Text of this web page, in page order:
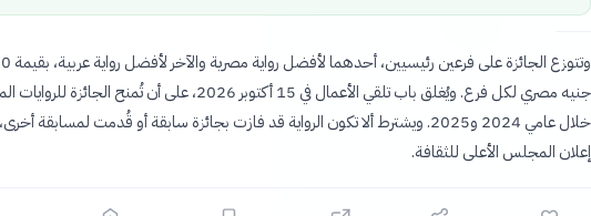
وتتوزع
جنيه مصري لكل فرع. ويُغلق باب تلقي الأعمال في 15 أكتوبر 2026، على أن تُمنح الجائزة
خلال عامي 2024 و2025. ويشترط ألا تكون الرواية قد فازت بجائزة سابقة أو قُدمت لمسابقة
إعلان المجلس الأعلى للثقافة.